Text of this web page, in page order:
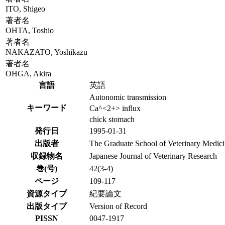
ITO, Shigeo
著者名
OHTA, Toshio
著者名
NAKAZATO, Yoshikazu
著者名
OHGA, Akira
言語
英語
キーワード
Autonomic transmission
Ca^<2+> influx
chick stomach
発行日
1995-01-31
出版者
The Graduate School of Veterinary
収録物名
Japanese Journal of Veterinary Research
巻(号)
42(3-4)
ページ
109-117
資源タイプ
紀要論文
出版タイプ
Version of Record
PISSN
0047-1917